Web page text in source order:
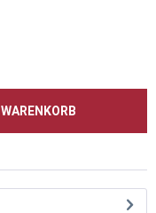
WARENKORB